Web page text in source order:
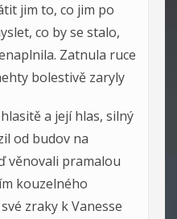
jim to, co jim po
co by se stalo,
Zatnula ruce
bolestivě zaryly
a její hlas, silný
od budov na
věnovali pramalou
kouzelného
zraky k Vanesse